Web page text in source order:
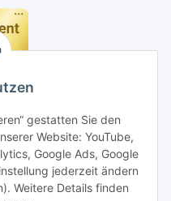
gestatten Sie den
Website: YouTube,
Google Ads, Google
jederzeit ändern
Weitere Details finden